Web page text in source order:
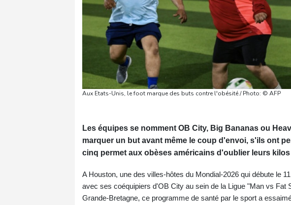
Aux Etats-Unis, le foot marque des buts contre l'obésité / Photo: © AFP
Les équipes se nomment OB City, Big Bananas ou
marquer un but avant même le coup d'envoi, s'ils ont
cinq permet aux obèses américains d'oublier leurs
A Houston, une des villes-hôtes du Mondial-2026 qui débute le
avec ses coéquipiers d'OB City au sein de la Ligue "Man vs
Grande-Bretagne, ce programme de santé par le sport a